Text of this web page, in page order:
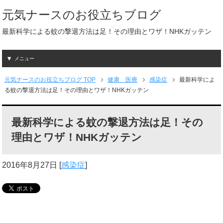
元気ナースのお役立ちブログ
最新科学による蚊の撃退方法は足！その理由とワザ！NHKガッテン
メニュー
元気ナースのお役立ちブログ TOP 健康 医療 感染症
最新科学によ
る蚊の撃退方法は足！その理由とワザ！NHKガッテン
最新科学による蚊の撃退方法は足！その
理由とワザ！NHKガッテン
2016年8月27日 [感染症]